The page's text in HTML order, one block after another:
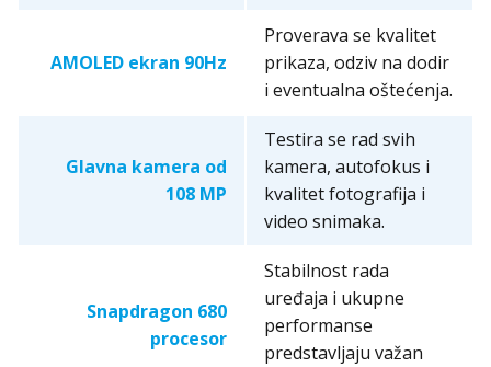
AMOLED ekran 90Hz
Proverava se kvalitet
prikaza, odziv na dodir
i eventualna oštećenja.
Glavna kamera od
108 MP
Testira se rad svih
kamera, autofokus i
kvalitet fotografija i
video snimaka.
Snapdragon 680
procesor
Stabilnost rada
uređaja i ukupne
performanse
predstavljaju važan